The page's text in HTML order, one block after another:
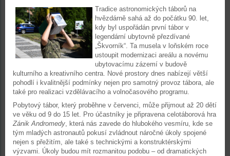
Tradice astronomických táborů na
hvězdárně sahá až do počátku 90. let,
kdy byl uspořádán první tábor v
legendární ubytovně přezdívané
„Škvorník“. Ta musela v loňském roce
ustoupit modernizaci areálu a novému
ubytovacímu zázemí v budově
kulturního a kreativního centra. Nové prostory dnes nabízejí větší
pohodlí i kvalitnější podmínky nejen pro samotný provoz tábora, ale
také pro realizaci vzdělávacího a volnočasového programu.
Pobytový tábor, který proběhne v červenci, může přijmout až 20 dětí
ve věku od 9 do 15 let. Pro účastníky je připravena celotáborová hra
Zánik Andromedy, která nás zavede do hlubokého vesmíru, kde se
tým mladých astronautů pokusí zvládnout náročné úkoly spojené
nejen s přežitím, ale také s technickými a konstruktérskými
výzvami. Úkoly budou mít rozmanitou podobu – od dramatických